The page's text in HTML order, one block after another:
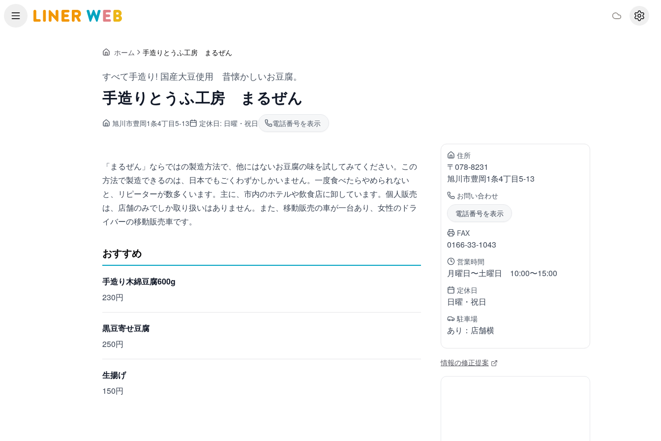
メニュー 設定
ホーム 手造りとうふ工房 まるぜん
すべて手造り! 国産大豆使用 昔懐かしいお豆腐。
手造りとうふ工房 まるぜん
旭川市豊岡1条4丁目5-13 定休日: 日曜・祝日 電話番号を表示
「まるぜん」ならではの製造方法で、他にはないお豆腐の味を試してみてください。この
方法で製造できるのは、日本でもごくわずかしかいません。一度食べたらやめられない
と、リピーターが数多くいます。主に、市内のホテルや飲食店に卸しています。個人販売
は、店舗のみでしか取り扱いはありません。また、移動販売の車が一台あり、女性のドラ
イバーの移動販売車です。
おすすめ
手造り木綿豆腐600g
230円
黒豆寄せ豆腐
250円
生揚げ
150円
住所
〒078-8231
旭川市豊岡1条4丁目5-13
お問い合わせ
電話番号を表示
FAX
0166-33-1043
営業時間
月曜日〜土曜日 10:00〜15:00
定休日
日曜・祝日
駐車場
あり：店舗横
情報の修正提案